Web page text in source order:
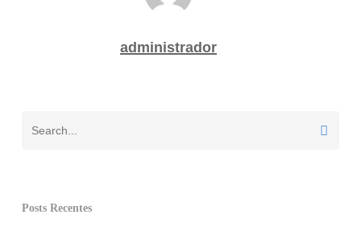
administrador
Posts Recentes